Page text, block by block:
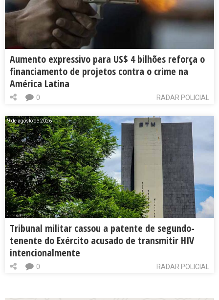
Aumento expressivo para US$ 4 bilhões reforça o
financiamento de projetos contra o crime na
América Latina
RADAR POLICIAL
0
9 de agosto de 2026
Tribunal militar cassou a patente de segundo-
tenente do Exército acusado de transmitir HIV
intencionalmente
RADAR POLICIAL
0